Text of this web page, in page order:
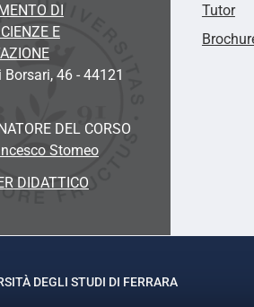
DI
E
46 - 44121
DEL CORSO
Stomeo
DIDATTICO
Tutor
DEGLI STUDI DI FERRARA